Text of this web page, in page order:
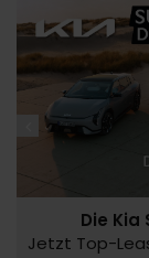
Die Kia
Jetzt Top-